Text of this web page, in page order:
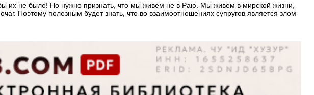
их не было! Но нужно признать, что мы живем не в Раю. Мы живем в мирской жизни,
Поэтому полезным будет знать, что во взаимоотношениях супругов является злом